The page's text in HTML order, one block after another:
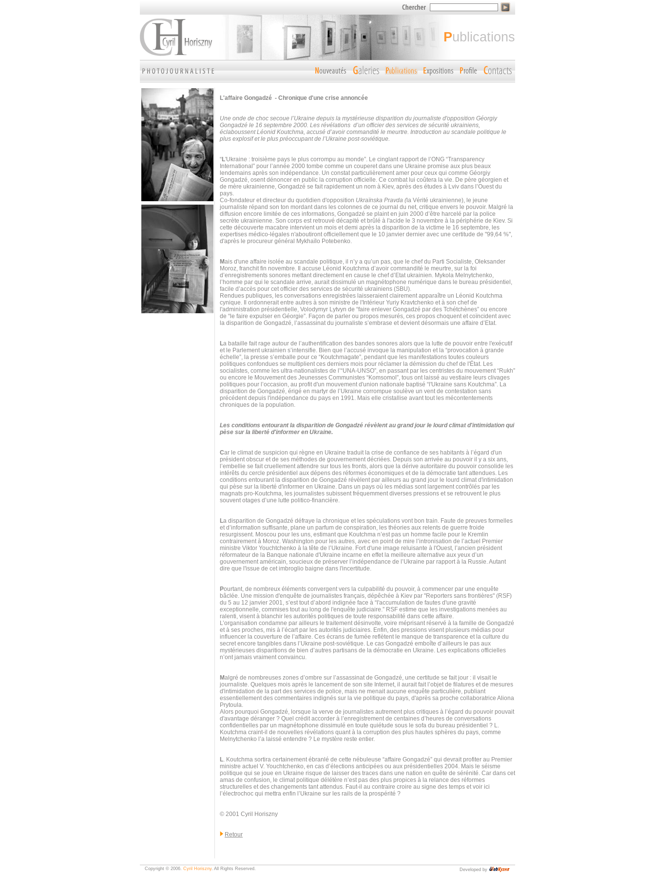
publications
L'affaire Gongadzé - Chronique d'une crise annoncée
Une onde de choc secoue l’Ukraine depuis la mystérieuse disparition du journaliste d'opposition Géorgiy
Gongadzé le 16 septembre 2000. Les révélations d’un officier des services de sécurité ukrainiens,
éclaboussent Léonid Koutchma, accusé d’avoir commandité le meurtre. Introduction au scandale politique le
plus explosif et le plus préoccupant de l’Ukraine post-soviétique.
“L'Ukraine : troisième pays le plus corrompu au monde”. Le cinglant rapport de l’ONG “Transparency
International” pour l’année 2000 tombe comme un couperet dans une Ukraine promise aux plus beaux
lendemains après son indépendance. Un constat particulièrement amer pour ceux qui comme Géorgiy
Gongadzé, osent dénoncer en public la corruption officielle. Ce combat lui coûtera la vie. De père géorgien et
de mère ukrainienne, Gongadzé se fait rapidement un nom à Kiev, après des études à Lviv dans l’Ouest du
pays.
Co-fondateur et directeur du quotidien d'opposition Ukraïnska Pravda (la Vérité ukrainienne), le jeune
journaliste répand son ton mordant dans les colonnes de ce journal du net, critique envers le pouvoir. Malgré la
diffusion encore limitée de ces informations, Gongadzé se plaint en juin 2000 d’être harcelé par la police
secrète ukrainienne. Son corps est retrouvé décapité et brûlé à l'acide le 3 novembre à la périphérie de Kiev. Si
cette découverte macabre intervient un mois et demi après la disparition de la victime le 16 septembre, les
expertises médico-légales n'aboutiront officiellement que le 10 janvier dernier avec une certitude de "99,64 %",
d'après le procureur général Mykhaïlo Potebenko.
Mais d'une affaire isolée au scandale politique, il n’y a qu’un pas, que le chef du Parti Socialiste, Oleksander
Moroz, franchit fin novembre. Il accuse Léonid Koutchma d’avoir commandité le meurtre, sur la foi
d’enregistrements sonores mettant directement en cause le chef d’Etat ukrainien. Mykola Melnytchenko,
l’homme par qui le scandale arrive, aurait dissimulé un magnétophone numérique dans le bureau présidentiel,
facile d’accès pour cet officier des services de sécurité ukrainiens (SBU).
Rendues publiques, les conversations enregistrées laisseraient clairement apparaître un Léonid Koutchma
cynique. Il ordonnerait entre autres à son ministre de l'Intérieur Yuriy Kravtchenko et à son chef de
l'administration présidentielle, Volodymyr Lytvyn de “faire enlever Gongadzé par des Tchétchènes” ou encore
de “le faire expulser en Géorgie”. Façon de parler ou propos mesurés, ces propos choquent et coïncident avec
la disparition de Gongadzé, l’assassinat du journaliste s’embrase et devient désormais une affaire d’Etat.
La bataille fait rage autour de l’authentification des bandes sonores alors que la lutte de pouvoir entre l'exécutif
et le Parlement ukrainien s’intensifie. Bien que l’accusé invoque la manipulation et la “provocation à grande
échelle”, la presse s’emballe pour ce “Koutchmagate”, pendant que les manifestations toutes couleurs
politiques confondues se multiplient ces derniers mois pour réclamer la démission du chef de l'État. Les
socialistes, comme les ultra-nationalistes de l’“UNA-UNSO”, en passant par les centristes du mouvement “Rukh”
ou encore le Mouvement des Jeunesses Communistes “Komsomol”, tous ont laissé au vestiaire leurs clivages
politiques pour l’occasion, au profit d'un mouvement d'union nationale baptisé “l'Ukraine sans Koutchma”. La
disparition de Gongadzé, érigé en martyr de l’Ukraine corrompue soulève un vent de contestation sans
précédent depuis l'indépendance du pays en 1991. Mais elle cristallise avant tout les mécontentements
chroniques de la population.
Les conditions entourant la disparition de Gongadzé révèlent au grand jour le lourd climat d'intimidation qui
pèse sur la liberté d'informer en Ukraine.
Car le climat de suspicion qui règne en Ukraine traduit la crise de confiance de ses habitants à l’égard d'un
président obscur et de ses méthodes de gouvernement décriées. Depuis son arrivée au pouvoir il y a six ans,
l’embellie se fait cruellement attendre sur tous les fronts, alors que la dérive autoritaire du pouvoir consolide les
intérêts du cercle présidentiel aux dépens des réformes économiques et de la démocratie tant attendues. Les
conditions entourant la disparition de Gongadzé révèlent par ailleurs au grand jour le lourd climat d'intimidation
qui pèse sur la liberté d'informer en Ukraine. Dans un pays où les médias sont largement contrôlés par les
magnats pro-Koutchma, les journalistes subissent fréquemment diverses pressions et se retrouvent le plus
souvent otages d’une lutte politico-financière.
La disparition de Gongadzé défraye la chronique et les spéculations vont bon train. Faute de preuves formelles
et d’information suffisante, plane un parfum de conspiration, les théories aux relents de guerre froide
resurgissent. Moscou pour les uns, estimant que Koutchma n’est pas un homme facile pour le Kremlin
contrairement à Moroz. Washington pour les autres, avec en point de mire l’intronisation de l’actuel Premier
ministre Viktor Youchtchenko à la tête de l’Ukraine. Fort d'une image reluisante à l'Ouest, l’ancien président
réformateur de la Banque nationale d'Ukraine incarne en effet la meilleure alternative aux yeux d’un
gouvernement américain, soucieux de préserver l’indépendance de l’Ukraine par rapport à la Russie. Autant
dire que l'issue de cet imbroglio baigne dans l'incertitude.
Pourtant, de nombreux éléments convergent vers la culpabilité du pouvoir, à commencer par une enquête
bâclée. Une mission d'enquête de journalistes français, dépêchée à Kiev par "Reporters sans frontières" (RSF)
du 5 au 12 janvier 2001, s’est tout d’abord indignée face à “l'accumulation de fautes d'une gravité
exceptionnelle, commises tout au long de l'enquête judiciaire.” RSF estime que les investigations menées au
ralenti, visent à blanchir les autorités politiques de toute responsabilité dans cette affaire.
L’organisation condamne par ailleurs le traitement désinvolte, voire méprisant réservé à la famille de Gongadzé
et à ses proches, mis à l’écart par les autorités judiciaires. Enfin, des pressions visent plusieurs médias pour
influencer la couverture de l’affaire. Ces écrans de fumée reflètent le manque de transparence et la culture du
secret encore tangibles dans l’Ukraine post-soviétique. Le cas Gongadzé emboîte d’ailleurs le pas aux
mystérieuses disparitions de bien d’autres partisans de la démocratie en Ukraine. Les explications officielles
n’ont jamais vraiment convaincu.
Malgré de nombreuses zones d’ombre sur l’assassinat de Gongadzé, une certitude se fait jour : il visait le
journaliste. Quelques mois après le lancement de son site Internet, il aurait fait l’objet de filatures et de mesures
d'intimidation de la part des services de police, mais ne menait aucune enquête particulière, publiant
essentiellement des commentaires indignés sur la vie politique du pays, d'après sa proche collaboratrice Aliona
Prytoula.
Alors pourquoi Gongadzé, lorsque la verve de journalistes autrement plus critiques à l’égard du pouvoir pouvait
d'avantage déranger ? Quel crédit accorder à l’enregistrement de centaines d’heures de conversations
confidentielles par un magnétophone dissimulé en toute quiétude sous le sofa du bureau présidentiel ? L.
Koutchma craint-il de nouvelles révélations quant à la corruption des plus hautes sphères du pays, comme
Melnytchenko l’a laissé entendre ? Le mystère reste entier.
L. Koutchma sortira certainement ébranlé de cette nébuleuse “affaire Gongadzé” qui devrait profiter au Premier
ministre actuel V. Youchtchenko, en cas d’élections anticipées ou aux présidentielles 2004. Mais le séisme
politique qui se joue en Ukraine risque de laisser des traces dans une nation en quête de sérénité. Car dans cet
amas de confusion, le climat politique délétère n’est pas des plus propices à la relance des réformes
structurelles et des changements tant attendus. Faut-il au contraire croire au signe des temps et voir ici
l’électrochoc qui mettra enfin l’Ukraine sur les rails de la prospérité ?
© 2001 Cyril Horiszny
Retour
Copyright © 2006. Cyril Horiszny. All Rights Reserved. Developed by